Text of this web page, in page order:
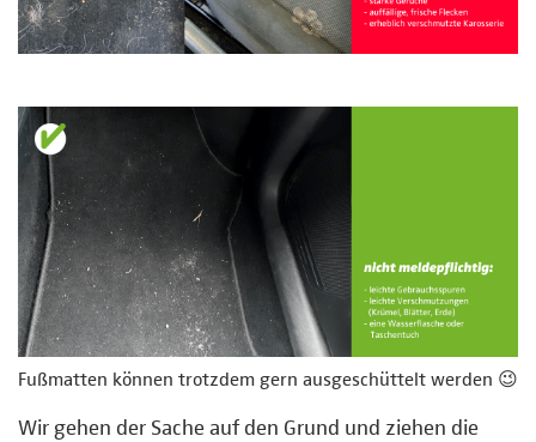
Fußmatten können trotzdem gern ausgeschüttelt werden 😉
Wir gehen der Sache auf den Grund und ziehen die